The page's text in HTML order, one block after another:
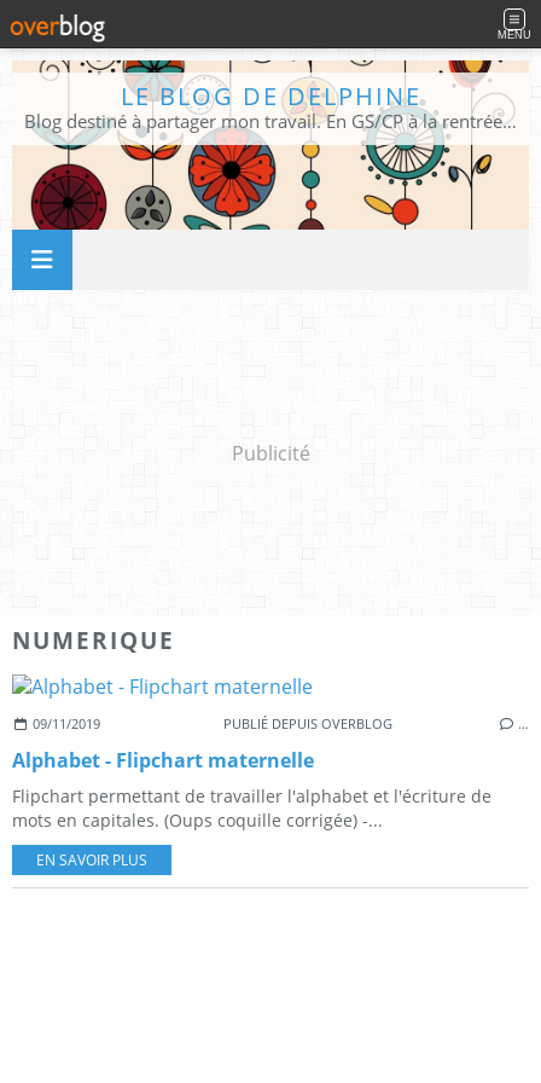
MENU
LE BLOG DE DELPHINE
Blog destiné à partager mon travail. En GS/CP à la rentrée 2026/2027 !
Publicité
NUMERIQUE
09/11/2019 PUBLIÉ DEPUIS OVERBLOG …
Alphabet - Flipchart maternelle
Flipchart permettant de travailler l'alphabet et l'écriture de
mots en capitales. (Oups coquille corrigée) -...
EN SAVOIR PLUS